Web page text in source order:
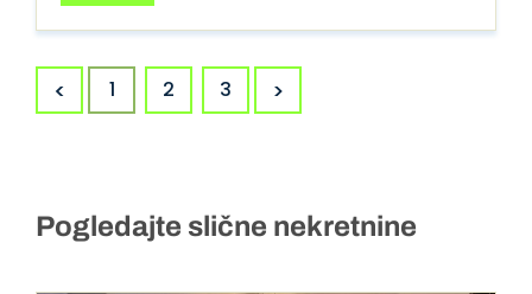
< 1 2 3 >
Pogledajte slične nekretnine